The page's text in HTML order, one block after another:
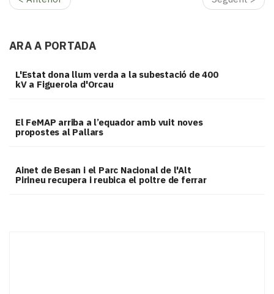
ARA A PORTADA
L'Estat dona llum verda a la subestació de 400
kV a Figuerola d'Orcau
El FeMAP arriba a l’equador amb vuit noves
propostes al Pallars
Ainet de Besan i el Parc Nacional de l'Alt
Pirineu recupera i reubica el poltre de ferrar